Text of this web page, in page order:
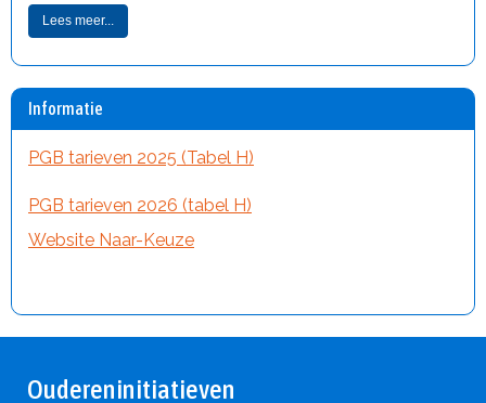
Lees meer...
Informatie
PGB tarieven 2025 (Tabel H)
PGB tarieven 2026 (tabel H)
Website Naar-Keuze
Oudereninitiatieven